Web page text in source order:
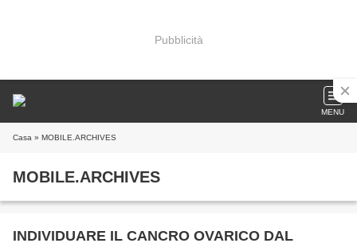
Pubblicità
MENU
Casa » MOBILE.ARCHIVES
MOBILE.ARCHIVES
INDIVIDUARE IL CANCRO OVARICO DAL